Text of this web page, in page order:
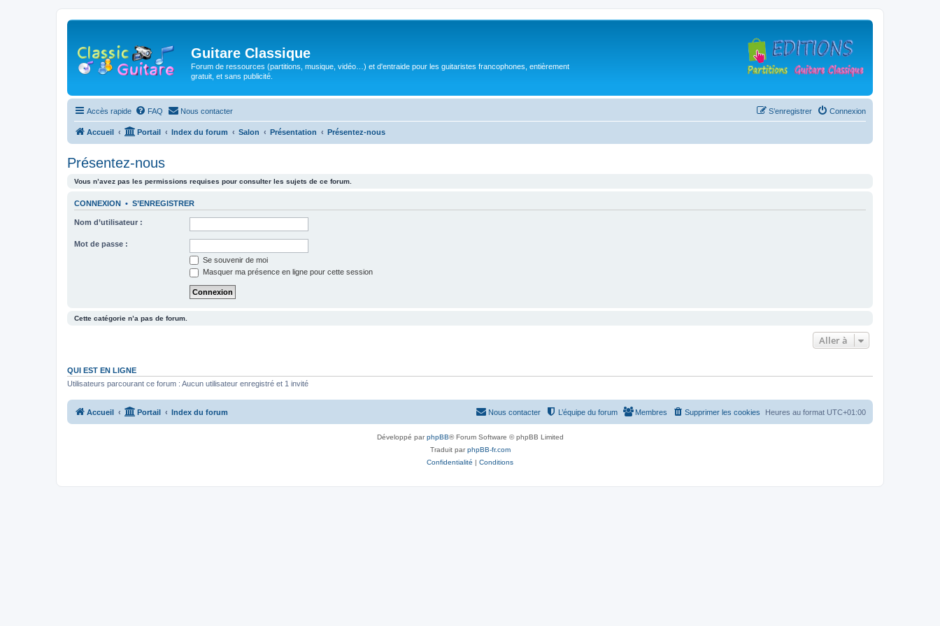
Guitare Classique
Forum de ressources (partitions, musique, vidéo…) et d'entraide pour les guitaristes francophones, entièrement
gratuit, et sans publicité.
Accès rapide FAQ Nous contacter Connexion
S’enregistrer
Accueil Portail Index du forum Salon Présentation Présentez-nous
Présentez-nous
Vous n’avez pas les permissions requises pour consulter les sujets de ce forum.
CONNEXION • S’ENREGISTRER
Nom d’utilisateur :
Mot de passe :
Se souvenir de moi
Masquer ma présence en ligne pour cette session
Cette catégorie n’a pas de forum.
Aller à
QUI EST EN LIGNE
Utilisateurs parcourant ce forum : Aucun utilisateur enregistré et 1 invité
Accueil Portail Index du forum Heures au format UTC+01:00
Supprimer les cookies
Membres
L’équipe du forum
Nous contacter
Développé parphpBB® Forum Software © phpBB Limited
Traduit parphpBB-fr.com
Confidentialité | Conditions